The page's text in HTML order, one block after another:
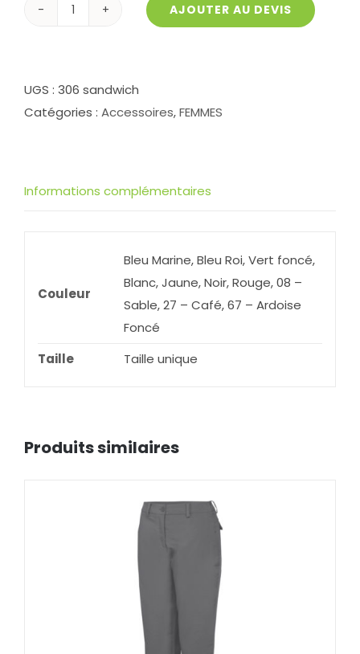
quantité
Unisex
306
AJOUTER AU DEVIS
UGS : 306 sandwich
Catégories : Accessoires,FEMMES
Informations complémentaires
Couleur
Bleu Marine, Bleu Roi, Vert foncé,
Blanc, Jaune, Noir, Rouge, 08 –
Sable, 27 – Café, 67 – Ardoise
Foncé
Taille
Taille unique
Produits similaires